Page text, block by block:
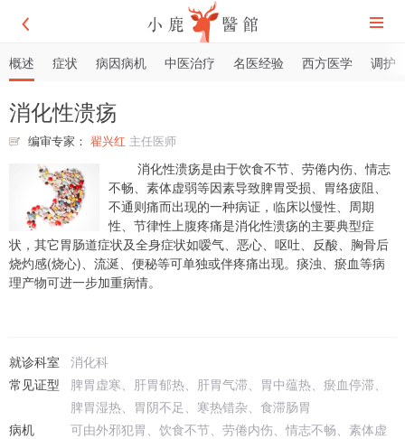
概述 症状 病因病机 中医治疗 名医经验 西方医学 调护
消化性溃疡
编审专家： 翟兴红 主任医师
消化性溃疡是由于饮食不节、劳倦内伤、情志
不畅、素体虚弱等因素导致脾胃受损、胃络疲阻、
不通则痛而出现的一种病证，临床以慢性、周期
性、节律性上腹疼痛是消化性溃疡的主要典型症
状，其它胃肠道症状及全身症状如嗳气、恶心、呕吐、反酸、胸骨后
烧灼感(烧心)、流涎、便秘等可单独或伴疼痛出现。痰浊、瘀血等病
理产物可进一步加重病情。
就诊科室
消化科
常见证型
脾胃虚寒、肝胃郁热、肝胃气滞、胃中蕴热、瘀血停滞、
脾胃湿热、胃阴不足、寒热错杂、食滞肠胃
病机
可由外邪犯胃、饮食不节、劳倦内伤、情志不畅、素体虚